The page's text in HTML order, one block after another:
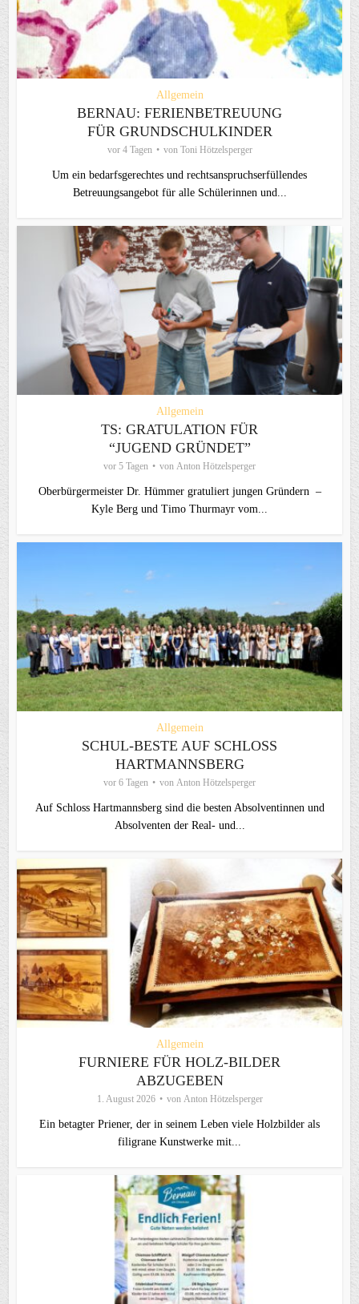
Allgemein
BERNAU: FERIENBETREUUNG
FÜR GRUNDSCHULKINDER
vor 4 Tagen von Toni Hötzelsperger
Um ein bedarfsgerechtes und rechtsanspruchserfüllendes
Betreuungsangebot für alle Schülerinnen und...
Allgemein
TS: GRATULATION FÜR
“JUGEND GRÜNDET”
vor 5 Tagen von Anton Hötzelsperger
Oberbürgermeister Dr. Hümmer gratuliert jungen Gründern –
Kyle Berg und Timo Thurmayr vom...
Allgemein
SCHUL-BESTE AUF SCHLOSS
HARTMANNSBERG
vor 6 Tagen von Anton Hötzelsperger
Auf Schloss Hartmannsberg sind die besten Absolventinnen und
Absolventen der Real- und...
Allgemein
FURNIERE FÜR HOLZ-BILDER
ABZUGEBEN
1. August 2026 von Anton Hötzelsperger
Ein betagter Priener, der in seinem Leben viele Holzbilder als
filigrane Kunstwerke mit...